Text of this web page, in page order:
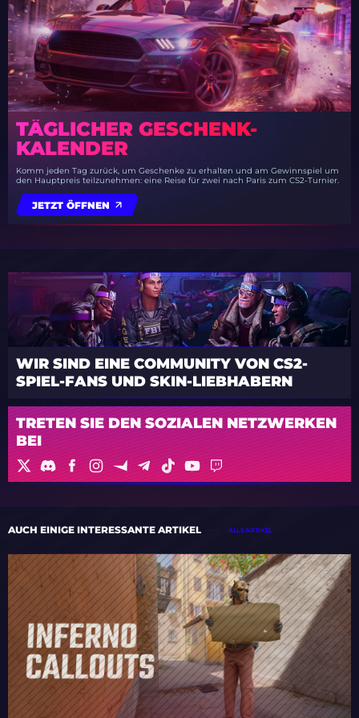
TÄGLICHER GESCHENK-
KALENDER
Komm jeden Tag zurück, um Geschenke zu erhalten und am Gewinnspiel um
den Hauptpreis teilzunehmen: eine Reise für zwei nach Paris zum CS2-Turnier.
JETZT ÖFFNEN
WIR SIND EINE COMMUNITY VON CS2-
SPIEL-FANS UND SKIN-LIEBHABERN
TRETEN SIE DEN SOZIALEN NETZWERKEN
BEI
AUCH EINIGE INTERESSANTE ARTIKEL ALLE ARTIKEL